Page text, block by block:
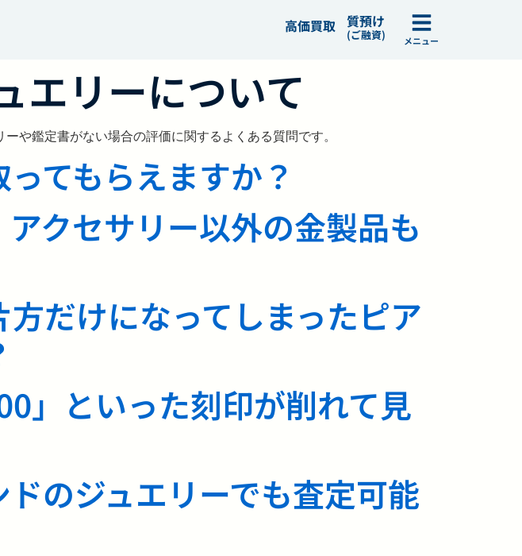
高価買取 質預け
(ご融資) メニュー
エリーについて
や鑑定書がない場合の評価に関するよくある質問です。
てもらえますか？
クセサリー以外の金製品も
だけになってしまったピア
」といった刻印が削れて見
のジュエリーでも査定可能